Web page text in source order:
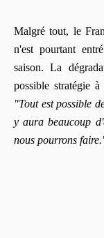
Malgré tout, le
n'est pourtant
saison. La
possible stratégie
"Tout est possible
y aura beaucoup
nous pourrons